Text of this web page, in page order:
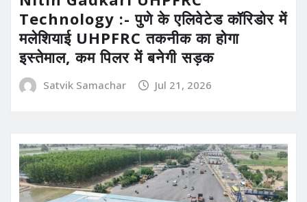
Technology :- पुणे के एलिवेटेड कॉरिडोर में
मलेशियाई UHPFRC तकनीक का होगा
इस्तेमाल, कम पिलर में बनेगी सड़क
Satvik Samachar Jul 21, 2026